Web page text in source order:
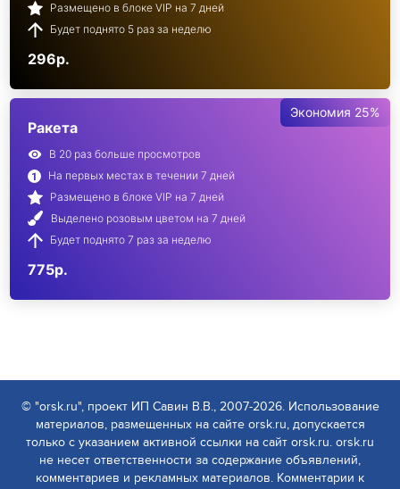
Размещено в блоке VIP на 7 дней
Будет поднято 5 раз за неделю
296р.
Экономия 25%
Ракета
В 20 раз больше просмотров
На первых местах в течении 7 дней
Размещено в блоке VIP на 7 дней
Выделено розовым цветом на 7 дней
Будет поднято 7 раз за неделю
775р.
© "orsk.ru", проект ИП Савин В.В., 2007-2026. Использование
материалов, размещенных на сайте orsk.ru, допускается
только с указанием активной ссылки на сайт orsk.ru. orsk.ru
не несет ответственности за содержание объявлений,
комментариев и рекламных материалов. Комментарии к